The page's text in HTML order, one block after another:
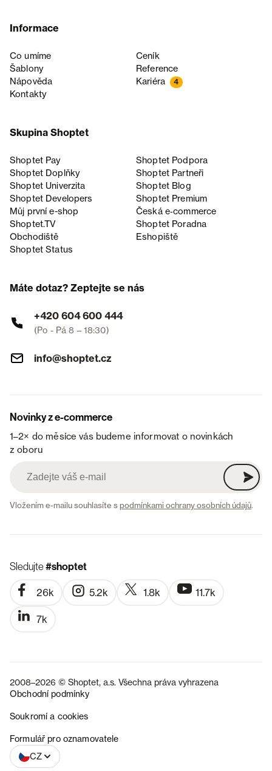
Informace
Co umíme
Ceník
Šablony
Reference
Nápověda
Kariéra 4
Kontakty
Skupina Shoptet
Shoptet Pay
Shoptet Podpora
Shoptet Doplňky
Shoptet Partneři
Shoptet Univerzita
Shoptet Blog
Shoptet Developers
Shoptet Premium
Můj první e-shop
Česká e‑commerce
Shoptet.TV
Shoptet Poradna
Obchodiště
Eshopiště
Shoptet Status
Máte dotaz? Zeptejte se nás
+420 604 600 444
(Po - Pá 8 – 18:30)
info@shoptet.cz
Novinky z e-commerce
1–2× do měsíce vás budeme informovat o novinkách
z oboru
Vložením e-mailu souhlasíte spodmínkami ochrany osobních údajů.
Sledujte#shoptet
26k 5.2k 1.8k 11.7k
7k
2008–2026 © Shoptet, a.s. Všechna práva vyhrazena
Obchodní podmínky
Soukromí a cookies
Formulář pro oznamovatele
CZ